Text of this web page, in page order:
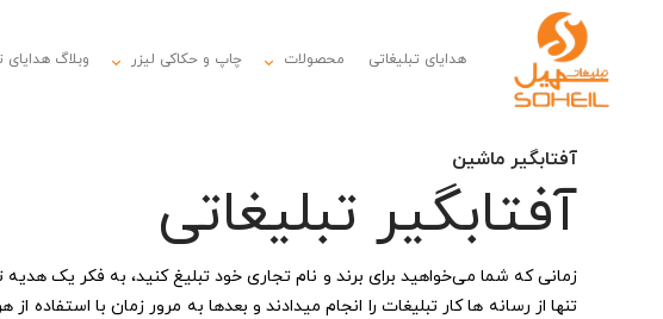
هدایای تبلیغاتی محصولات چاپ و حکاکی لیزر وبلاگ هدایای
آفتابگیر ماشین
آفتابگیر تبلیغاتی
زمانی که شما می‌خواهید برای برند و نام تجاری خود تبلیغ کنید، به فکر یک هدیه
تنها از رسانه ها کار تبلیغات را انجام میدادند و بعدها به مرور زمان با